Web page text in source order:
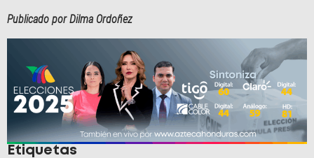
Publicado por Dilma Ordoñez
Etiquetas